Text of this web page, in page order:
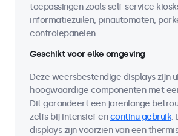
toepassingen zoals self-service
informatiezuilen, pinautomaten,
controlepanelen.
Geschikt voor elke omgeving
Deze weersbestendige displays zijn
hoogwaardige componenten met
Dit garandeert een jarenlange
zelfs bij intensief encontinu gebruik.
displays zijn voorzien van een